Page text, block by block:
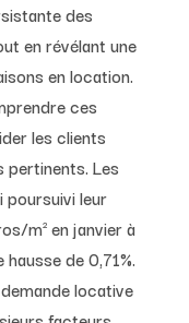
des
en révélant une
en location.
ces
les clients
pertinents. Les
leur
m² en janvier à
de 0,71%.
locative